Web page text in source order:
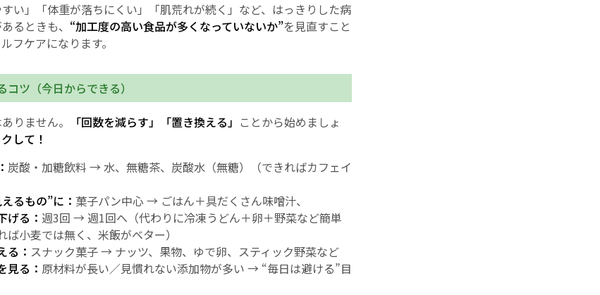
すい」「体重が落ちにくい」「肌荒れが続く」など、はっきりした病
るときも、 “加工度の高い食品が多くなっていないか”を見直すこと
フケアになります。
ツ（今日からできる）
りません。
「回数を減らす」「置き換える」 ことから始めましょ
して！
炭酸・加糖飲料 → 水、無糖茶、炭酸水（無糖）（できればカフェイ
るもの”に： 菓子パン中心 → ごはん＋具だくさん味噌汁、
げる： 週3回 → 週1回へ（代わりに冷凍うどん＋卵＋野菜など簡単
ば小麦では無く、米飯がベター）
る： スナック菓子 → ナッツ、果物、ゆで卵、スティック野菜など
見る： 原材料が長い／見慣れない添加物が多い → “毎日は避ける”目